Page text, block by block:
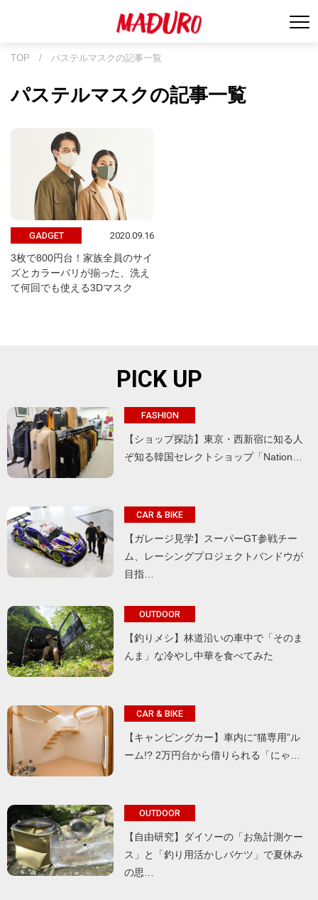
TOP / パステルマスクの記事一覧
パステルマスクの記事一覧
GADGET 2020.09.16
3枚で800円台！家族全員のサイ
ズとカラーバリが揃った、洗え
て何回でも使える3Dマスク
PICK UP
FASHION
【ショップ探訪】東京・西新宿に知る人
ぞ知る韓国セレクトショップ「Nation…
CAR & BIKE
【ガレージ見学】スーパーGT参戦チー
ム、レーシングプロジェクトバンドウが
目指…
OUTDOOR
【釣りメシ】林道沿いの車中で「そのま
んま」な冷やし中華を食べてみた
CAR & BIKE
【キャンピングカー】車内に“猫専用”ル
ーム!? 2万円台から借りられる「にゃ…
OUTDOOR
【自由研究】ダイソーの「お魚計測ケー
ス」と「釣り用活かしバケツ」で夏休み
の思…